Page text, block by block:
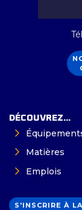
DÉCOUVREZ...
Matières
Emplois
S'INSCRIRE À